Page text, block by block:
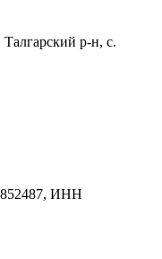
р-н, с.
ИНН